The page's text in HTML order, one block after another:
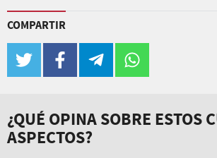
COMPARTIR
twitter facebook telegram
¿QUÉ OPINA SOBRE ESTOS
ASPECTOS?